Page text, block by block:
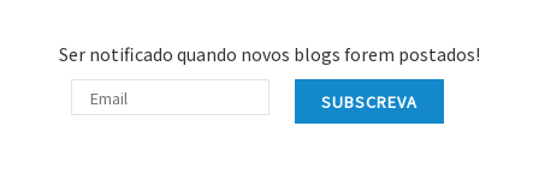
Ser notificado quando novos blogs forem postados!
SUBSCREVA